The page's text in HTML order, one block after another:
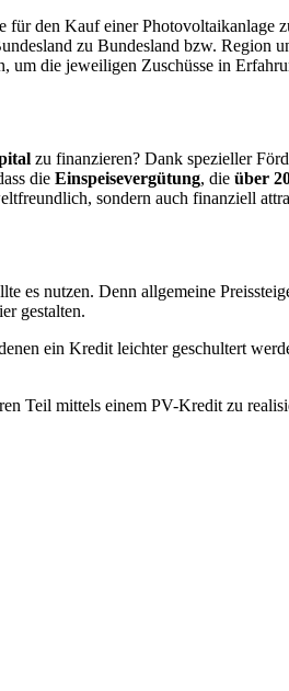
den Kauf einer Photovoltaikanlage
zu Bundesland bzw. Region
um die jeweiligen Zuschüsse in
zu finanzieren? Dank spezieller
die Einspeisevergütung, die über
sondern auch finanziell
es nutzen. Denn allgemeine
gestalten.
ein Kredit leichter geschultert
Teil mittels einem PV-Kredit zu